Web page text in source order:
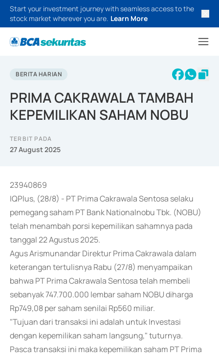
Start your investment journey with seamless access to the
stock market wherever you are. Learn More
BERITA HARIAN
PRIMA CAKRAWALA TAMBAH
KEPEMILIKAN SAHAM NOBU
TERBIT PADA
27 August 2025
23940869
IQPlus, (28/8) - PT Prima Cakrawala Sentosa selaku
pemegang saham PT Bank Nationalnobu Tbk. (NOBU)
telah menambah porsi kepemilikan sahamnya pada
tanggal 22 Agustus 2025.
Agus Arismunandar Direktur Prima Cakrawala dalam
keterangan tertulisnya Rabu (27/8) menyampaikan
bahwa PT Prima Cakrawala Sentosa telah membeli
sebanyak 747.700.000 lembar saham NOBU diharga
Rp749,08 per saham senilai Rp560 miliar.
"Tujuan dari transaksi ini adalah untuk Investasi
dengan kepemilikan saham langsung," tuturnya.
Pasca transaksi ini maka kepemilikan saham PT Prima